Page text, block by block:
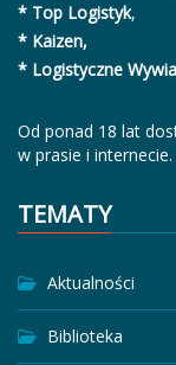
* Top Logistyk,
* Kaizen,
* Logistyczne
Od ponad 18 lat
w prasie i internecie.
TEMATY
Aktualności
Biblioteka